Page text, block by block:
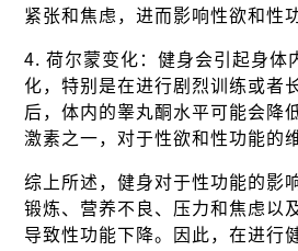
紧张和焦虑，进而影响性欲和性
4. 荷尔蒙变化：健身会引起身体
化，特别是在进行剧烈训练或者
后，体内的睾丸酮水平可能会降
激素之一，对于性欲和性功能的
综上所述，健身对于性功能的影
锻炼、营养不良、压力和焦虑以
导致性功能下降。因此，在进行